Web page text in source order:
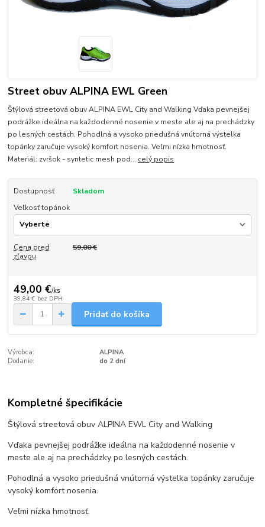
Street obuv ALPINA EWL Green
Štýlová streetová obuv ALPINA EWL City and Walking Vďaka pevnejšej
podrážke ideálna na každodenné nosenie v meste ale aj na prechádzky
po lesných cestách. Pohodlná a vysoko priedušná vnútorná výstelka
topánky zaručuje vysoký komfort nosenia. Veľmi nízka hmotnosť.
Materiál: zvršok - syntetic mesh pod... celý popis
Dostupnosť
Skladom
Veľkosť topánok
Cena pred
zľavou
59,00 €
49,00 €/ks
39,84 € bez DPH
Pridať do košíka
Výrobca:
ALPINA
Dodanie:
do 2 dní
Kompletné špecifikácie
Štýlová streetová obuv ALPINA EWL City and Walking
Vďaka pevnejšej podrážke ideálna na každodenné nosenie v
meste ale aj na prechádzky po lesných cestách.
Pohodlná a vysoko priedušná vnútorná výstelka topánky zaručuje
vysoký komfort nosenia.
Veľmi nízka hmotnosť.